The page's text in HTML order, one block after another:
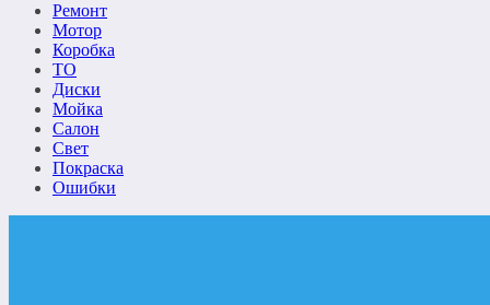
Ремонт
Мотор
Коробка
ТО
Диски
Мойка
Салон
Свет
Покраска
Ошибки